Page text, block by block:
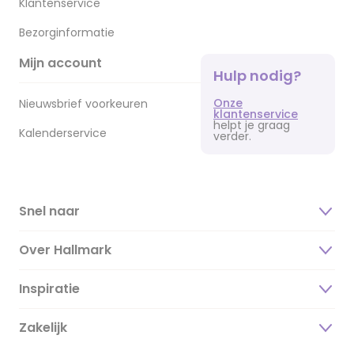
Klantenservice
Bezorginformatie
Mijn account
Nieuwsbrief voorkeuren
Kalenderservice
Hulp nodig?
Onze
klantenservice
helpt je graag
verder.
Snel naar
Over Hallmark
Over ons
Duurzaamheid
Inspiratie
Magazine
Zakelijk